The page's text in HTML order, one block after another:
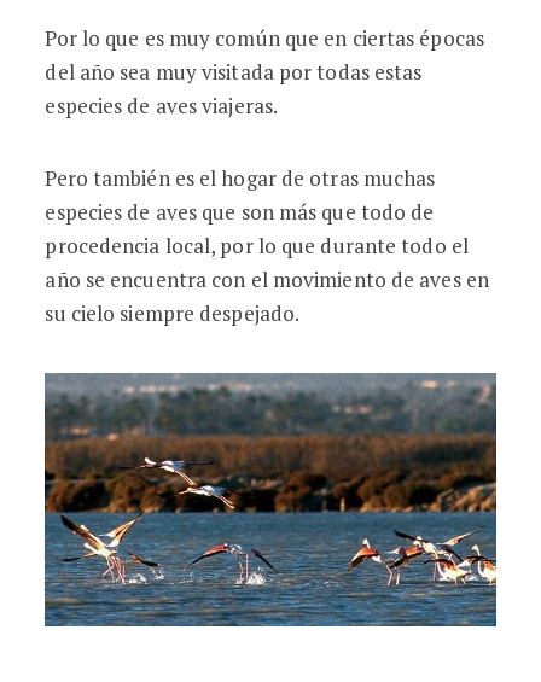
Por lo que es muy común que en ciertas épocas
del año sea muy visitada por todas estas
especies de aves viajeras.
Pero también es el hogar de otras muchas
especies de aves que son más que todo de
procedencia local, por lo que durante todo el
año se encuentra con el movimiento de aves en
su cielo siempre despejado.